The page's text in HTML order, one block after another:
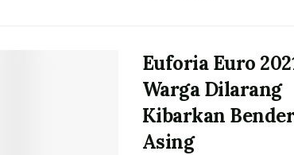
Euforia Euro
Warga Dilarang
Kibarkan
Asing